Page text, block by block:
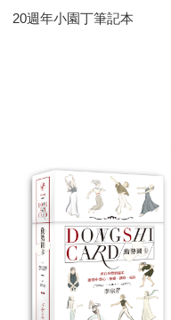
20週年小園丁筆記本